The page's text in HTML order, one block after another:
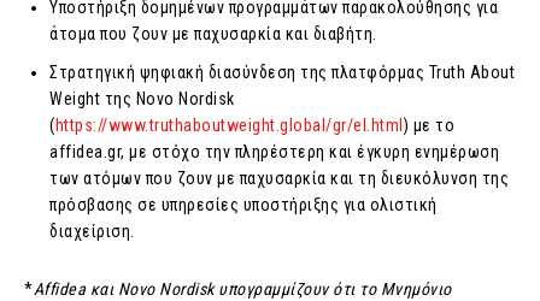
Υποστήριξη δομημένων προγραμμάτων παρακολούθησης για
άτομα που ζουν με παχυσαρκία και διαβήτη.
Στρατηγική ψηφιακή διασύνδεση της πλατφόρμας Truth About
Weight της Novo Nordisk
(https://www.truthaboutweight.global/gr/el.html ) με το
affidea.gr, με στόχο την πληρέστερη και έγκυρη ενημέρωση
των ατόμων που ζουν με παχυσαρκία και τη διευκόλυνση της
πρόσβασης σε υπηρεσίες υποστήριξης για ολιστική
διαχείριση.
*Affidea και Novo Nordisk υπογραμμίζουν ότι το Μνημόνιο